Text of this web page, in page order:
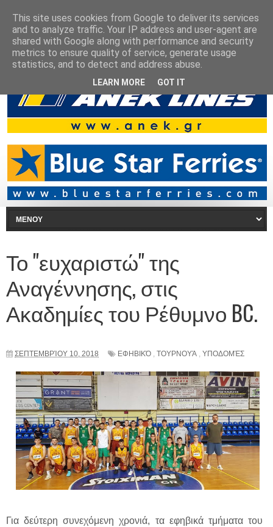
Το "ευχαριστώ" της
Αναγέννησης, στις
Ακαδημίες του Ρέθυμνο BC.
ΣΕΠΤΕΜΒΡΊΟΥ 10, 2018 ΕΦΗΒΙΚΌ , ΤΟΥΡΝΟΥΆ , ΥΠΟΔΟΜΈΣ
Για δεύτερη συνεχόμενη χρονιά, τα εφηβικά τμήματα του
This site uses cookies from Google to deliver its services
and to analyze traffic. Your IP address and user-agent are
shared with Google along with performance and security
metrics to ensure quality of service, generate usage
statistics, and to detect and address abuse.
LEARN MORE GOT IT